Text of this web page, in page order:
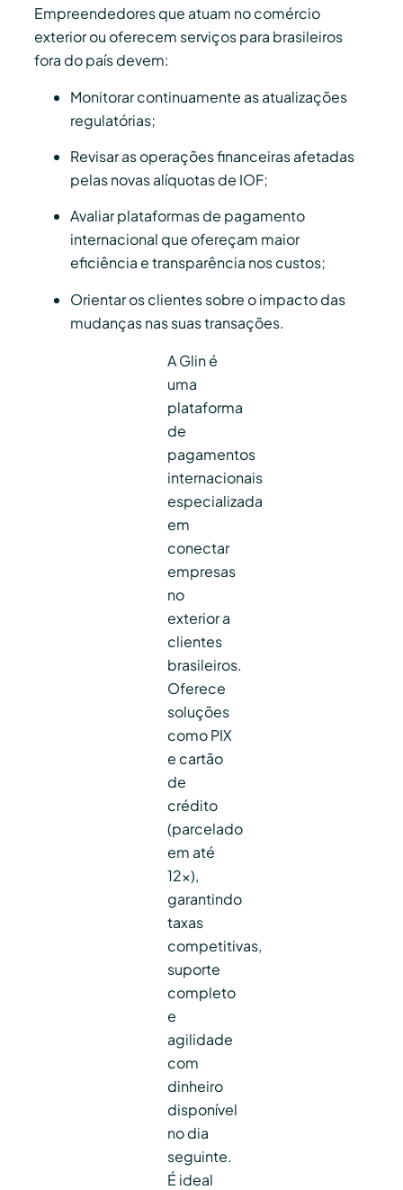
Empreendedores que atuam no comércio
exterior ou oferecem serviços para brasileiros
fora do país devem:
Monitorar continuamente as atualizações
regulatórias;
Revisar as operações financeiras afetadas
pelas novas alíquotas de IOF;
Avaliar plataformas de pagamento
internacional que ofereçam maior
eficiência e transparência nos custos;
Orientar os clientes sobre o impacto das
mudanças nas suas transações.
A Glin é
uma
plataforma
de
pagamentos
internacionais
especializada
em
conectar
empresas
no
exterior a
clientes
brasileiros.
Oferece
soluções
como PIX
e cartão
de
crédito
(parcelado
em até
12x),
garantindo
taxas
competitivas,
suporte
completo
e
agilidade
com
dinheiro
disponível
no dia
seguinte.
É ideal